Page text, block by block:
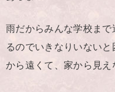
雨だからみんな学校ま
るのでいきなりいない
から遠くて、家から見え